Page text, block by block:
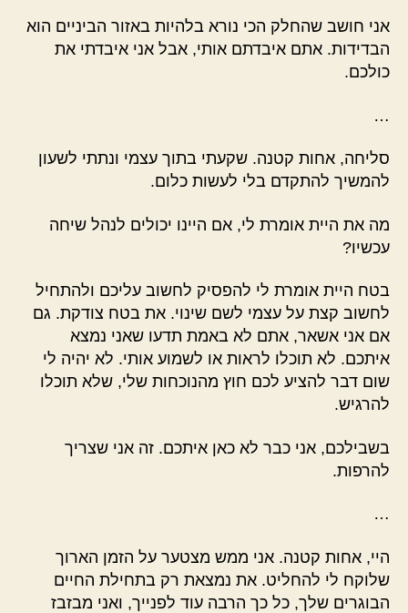
אני חושב שהחלק הכי נורא בלהיות באזור הביניים הוא
הבדידות. אתם איבדתם אותי, אבל אני איבדתי את
כולכם.
…
סליחה, אחות קטנה. שקעתי בתוך עצמי ונתתי לשעון
להמשיך להתקדם בלי לעשות כלום.
מה את היית אומרת לי, אם היינו יכולים לנהל שיחה
עכשיו?
בטח היית אומרת לי להפסיק לחשוב עליכם ולהתחיל
לחשוב קצת על עצמי לשם שינוי. את בטח צודקת. גם
אם אני אשאר, אתם לא באמת תדעו שאני נמצא
איתכם. לא תוכלו לראות או לשמוע אותי. לא יהיה לי
שום דבר להציע לכם חוץ מהנוכחות שלי, שלא תוכלו
להרגיש.
בשבילכם, אני כבר לא כאן איתכם. זה אני שצריך
להרפות.
…
היי, אחות קטנה. אני ממש מצטער על הזמן הארוך
שלוקח לי להחליט. את נמצאת רק בתחילת החיים
הבוגרים שלך, כל כך הרבה עוד לפנייך, ואני מבזבז